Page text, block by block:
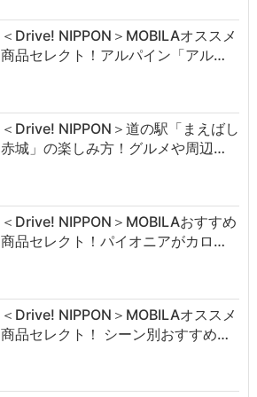
＜Drive! NIPPON＞MOBILAオススメ
商品セレクト！アルパイン「アル…
＜Drive! NIPPON＞道の駅「まえばし
赤城」の楽しみ方！グルメや周辺…
＜Drive! NIPPON＞MOBILAおすすめ
商品セレクト！パイオニアがカロ…
＜Drive! NIPPON＞MOBILAオススメ
商品セレクト！ シーン別おすすめ…